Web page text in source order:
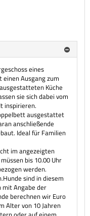
eines
Ausgang zum
Küche
sie sich dabei vom
inspirieren.
ausgestattet
anschließende
Ideal für Familien
im angezeigten
bis 10.00 Uhr
werden.
sind in diesem
mit Angabe der
berechnen wir Euro
Alter von 10 Jahren